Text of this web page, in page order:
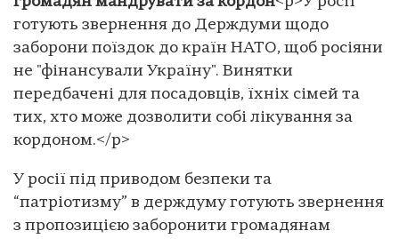
готують звернення до Держдуми щодо
заборони поїздок до країн НАТО, щоб росіяни
не "фінансували Україну". Винятки
передбачені для посадовців, їхніх сімей та
тих, хто може дозволити собі лікування за
кордоном.</p>
У росії під приводом безпеки та
“патріотизму” в держдуму готують звернення
з пропозицією заборонити громадянам